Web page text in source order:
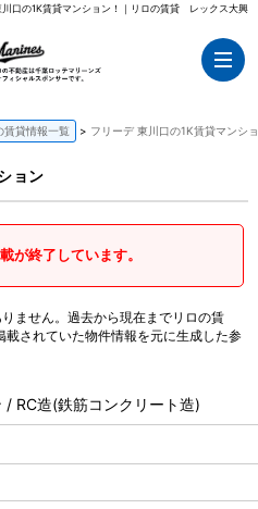
川口の1K賃貸マンション！｜リロの賃貸 レックス大興
賃貸情報一覧 フリーデ 東川口の1K賃貸マンシ
ョン
が終了しています。
ません。過去から現在までリロの賃
されていた物件情報を元に生成した参
/ RC造(鉄筋コンクリート造)